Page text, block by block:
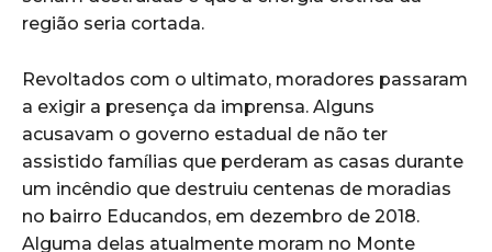
região seria cortada.
Revoltados com o ultimato, moradores passaram
a exigir a presença da imprensa. Alguns
acusavam o governo estadual de não ter
assistido famílias que perderam as casas durante
um incêndio que destruiu centenas de moradias
no bairro Educandos, em dezembro de 2018.
Alguma delas atualmente moram no Monte